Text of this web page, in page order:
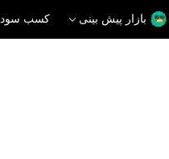
بازار پیش بینی کسب سود